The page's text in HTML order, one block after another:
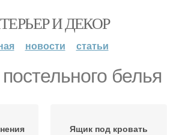
И ДЕКОР
новости статьи
белья
Ящик под кровать